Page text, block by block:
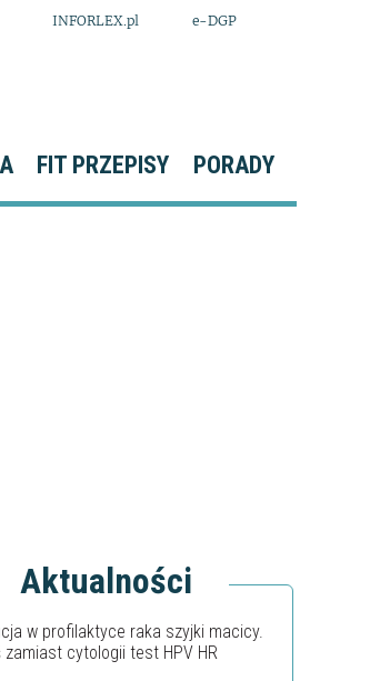
INFORLEX.pl e-DGP
FIT PRZEPISY PORADY
Aktualności
w profilaktyce raka szyjki macicy.
zamiast cytologii test HPV HR